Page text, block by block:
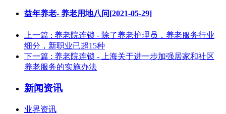
益年养老- 养老用地八问[2021-05-29]
上一篇 : 养老院连锁 - 除了养老护理员，养老服务行业
细分，新职业已超15种
下一篇 : 养老院连锁 - 上海关于进一步加强居家和社区
养老服务的实施办法
新闻资讯
业界资讯